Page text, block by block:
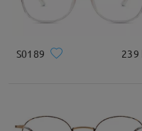
S0189 239